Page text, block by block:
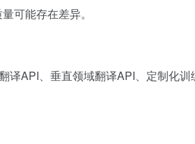
可能存在差异。
译API、垂直领域翻译API、定制化